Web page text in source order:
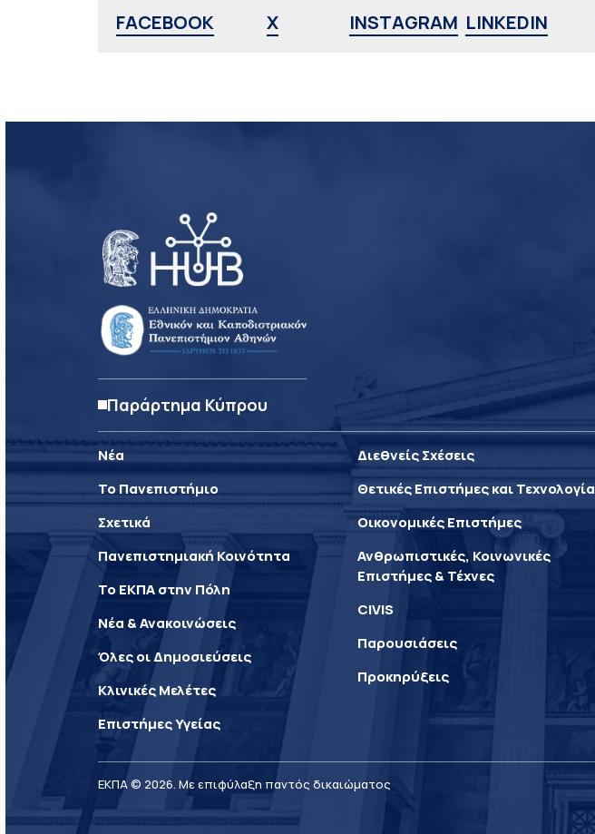
FACEBOOK X INSTAGRAM LINKEDIN
Παράρτημα Κύπρου
Νέα
Το Πανεπιστήμιο
Σχετικά
Πανεπιστημιακή Κοινότητα
Το ΕΚΠΑ στην Πόλη
Νέα & Ανακοινώσεις
Όλες οι Δημοσιεύσεις
Κλινικές Μελέτες
Επιστήμες Υγείας
Διεθνείς Σχέσεις
Θετικές Επιστήμες και Τεχνολογία
Οικονομικές Επιστήμες
Ανθρωπιστικές, Κοινωνικές
Επιστήμες & Τέχνες
CIVIS
Παρουσιάσεις
Προκηρύξεις
ΕΚΠΑ © 2026. Με επιφύλαξη παντός δικαιώματος